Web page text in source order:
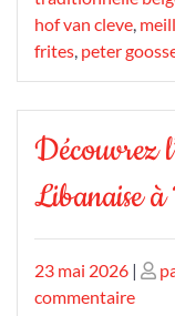
hof van cleve,
frites, peter
Découvrez
Libanaise à
Publié
le
23 mai 2026 |
commentairesur